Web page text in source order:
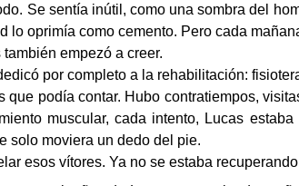
Se sentía inútil, como una sombra del
lo oprimía como cemento. Pero cada
empezó a creer.
por completo a la rehabilitación:
que podía contar. Hubo contratiempos,
muscular, cada intento, Lucas
solo moviera un dedo del pie.
esos vítores. Ya no se estaba